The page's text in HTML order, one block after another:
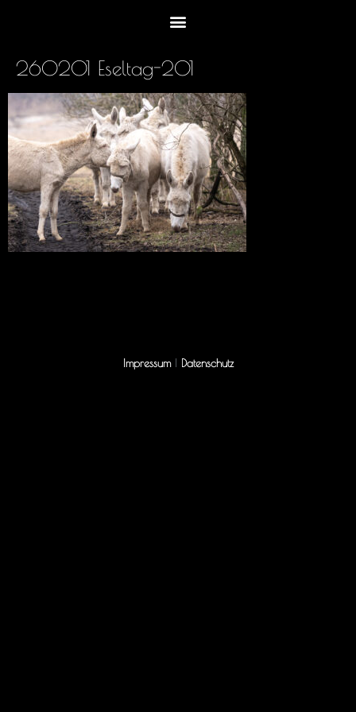
260201 Eseltag-201
Impressum Datenschutz